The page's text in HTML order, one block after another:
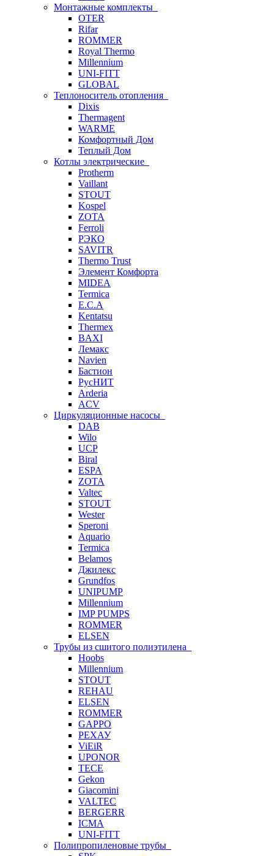
Монтажные комплекты
OTER
Rifar
ROMMER
Royal Thermo
Millennium
UNI-FITT
GLOBAL
Теплоноситель отопления
Dixis
Thermagent
WARME
Комфортный Дом
Теплый Дом
Котлы электрические
Protherm
Vaillant
STOUT
Kospel
ZOTA
Ferroli
РЭКО
SAVITR
Thermo Trust
Элемент Комфорта
MIDEA
Termica
E.C.A
Kentatsu
Thermex
BAXI
Лемакс
Navien
Бастион
РусНИТ
Arderia
ACV
Циркуляционные насосы
DAB
Wilo
UCP
Biral
ESPA
ZOTA
Valtec
STOUT
Wester
Speroni
Aquario
Termica
Belamos
Джилекс
Grundfos
UNIPUMP
Millennium
IMP PUMPS
ROMMER
ELSEN
Трубы из сшитого полиэтилена
Hoobs
Millennium
STOUT
REHAU
ELSEN
ROMMER
GAPPO
РЕХАУ
ViEiR
UPONOR
TECE
Gekon
Giacomini
VALTEC
BERGERR
ICMA
UNI-FITT
Полипропиленовые трубы